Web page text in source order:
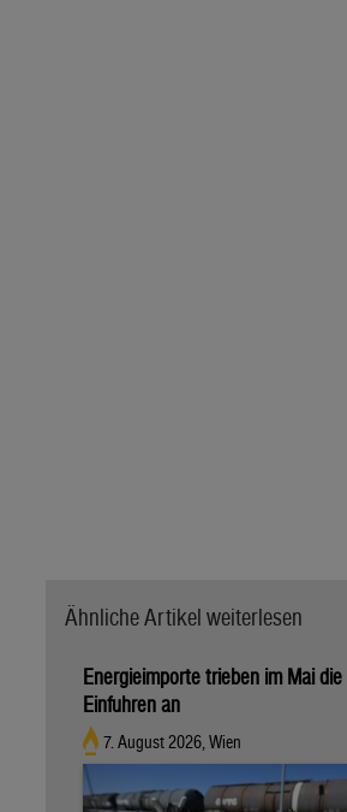
Ähnliche Artikel weiterlesen
Energieimporte trieben im Mai die
Einfuhren an
7. August 2026, Wien